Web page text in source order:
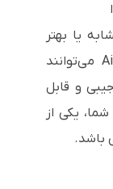
یا بهتر
نسبت به Aiptek i70 MobileCinema می‌توانند
و قابل
یکی از
باشد.